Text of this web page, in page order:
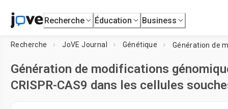
Recherche Éducation Business
Recherche JoVE Journal Génétique
Génération de modifications
CRISPR-CAS9 dans les cellules